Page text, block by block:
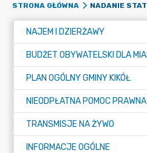
STRONA GŁÓWNA
NAJEM I DZIERŻAWY
PLAN OGÓLNY GMINY KIKÓŁ
NIEODPŁATNA POMOC PRAWNA
TRANSMISJE NA ŻYWO
INFORMACJE OGÓLNE